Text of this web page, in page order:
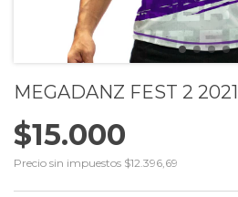
MEGADANZ FEST 2 2021
$15.000
Precio sin impuestos $12.396,69